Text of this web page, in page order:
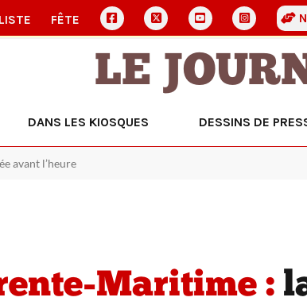
FÊTE
LE
DANS LES KIOSQUES DESSINS DE
avant l’heure
Maritime :